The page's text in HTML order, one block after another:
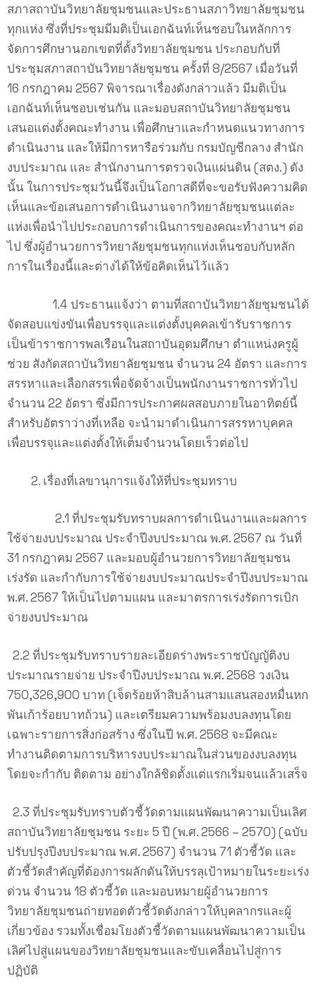
สภาสถาบันวิทยาลัยชุมชนและประธานสภาวิทยาลัยชุมชน
ทุกแห่ง ซึ่งที่ประชุมมีมติเป็นเอกฉันท์เห็นชอบในหลักการ
จัดการศึกษานอกเขตที่ตั้งวิทยาลัยชุมชน ประกอบกับที่
ประชุมสภาสถาบันวิทยาลัยชุมชน ครั้งที่ 8/2567 เมื่อวันที่
16 กรกฎาคม 2567 พิจารณาเรื่องดังกล่าวแล้ว มีมติเป็น
เอกฉันท์เห็นชอบเช่นกัน และมอบสถาบันวิทยาลัยชุมชน
เสนอแต่งตั้งคณะทำงาน เพื่อศึกษาและกำหนดแนวทางการ
ดำเนินงาน และให้มีการหารือร่วมกับ กรมบัญชีกลาง สำนัก
งบประมาณ และ สำนักงานการตรวจเงินแผ่นดิน (สตง.) ดัง
นั้น ในการประชุมวันนี้จึงเป็นโอกาสดีที่จะขอรับฟังความคิด
เห็นและข้อเสนอการดำเนินงานจากวิทยาลัยชุมชนแต่ละ
แห่งเพื่อนำไปประกอบการดำเนินการของคณะทำงานฯ ต่อ
ไป ซึ่งผู้อำนวยการวิทยาลัยชุมชนทุกแห่งเห็นชอบกับหลัก
การในเรื่องนี้และต่างได้ให้ข้อคิดเห็นไว้แล้ว
1.4 ประธานแจ้งว่า ตามที่สถาบันวิทยาลัยชุมชนได้
จัดสอบแข่งขันเพื่อบรรจุและแต่งตั้งบุคคลเข้ารับราชการ
เป็นข้าราชการพลเรือนในสถาบันอุดมศึกษา ตำแหน่งครูผู้
ช่วย สังกัดสถาบันวิทยาลัยชุมชน จำนวน 24 อัตรา และการ
สรรหาและเลือกสรรเพื่อจัดจ้างเป็นพนักงานราชการทั่วไป
จำนวน 22 อัตรา ซึ่งมีการประกาศผลสอบภายในอาทิตย์นี้
สำหรับอัตราว่างที่เหลือ จะนำมาดำเนินการสรรหาบุคคล
เพื่อบรรจุและแต่งตั้งให้เต็มจำนวนโดยเร็วต่อไป
เรื่องที่เลขานุการแจ้งให้ที่ประชุมทราบ
2.1 ที่ประชุมรับทราบผลการดำเนินงานและผลการ
ใช้จ่ายงบประมาณ ประจำปีงบประมาณ พ.ศ. 2567 ณ วันที่
31 กรกฎาคม 2567 และมอบผู้อำนวยการวิทยาลัยชุมชน
เร่งรัด และกำกับการใช้จ่ายงบประมาณประจำปีงบประมาณ
พ.ศ. 2567 ให้เป็นไปตามแผน และมาตรการเร่งรัดการเบิก
จ่ายงบประมาณ
2.2 ที่ประชุมรับทราบรายละเอียดร่างพระราชบัญญัติงบ
ประมาณรายจ่าย ประจำปีงบประมาณ พ.ศ. 2568 วงเงิน
750,326,900 บาท (เจ็ดร้อยห้าสิบล้านสามแสนสองหมื่นหก
พันเก้าร้อยบาทถ้วน) และเตรียมความพร้อมงบลงทุนโดย
เฉพาะรายการสิ่งก่อสร้าง ซึ่งในปี พ.ศ. 2568 จะมีคณะ
ทำงานติดตามการบริหารงบประมาณในส่วนของงบลงทุน
โดยจะกำกับ ติดตาม อย่างใกล้ชิดตั้งแต่แรกเริ่มจนแล้วเสร็จ
2.3 ที่ประชุมรับทราบตัวชี้วัดตามแผนพัฒนาความเป็นเลิศ
สถาบันวิทยาลัยชุมชน ระยะ 5 ปี (พ.ศ. 2566 – 2570) (ฉบับ
ปรับปรุงปีงบประมาณ พ.ศ. 2567) จำนวน 71 ตัวชี้วัด และ
ตัวชี้วัดสำคัญที่ต้องการผลักดันให้บรรลุเป้าหมายในระยะเร่ง
ด่วน จำนวน 18 ตัวชี้วัด และมอบหมายผู้อำนวยการ
วิทยาลัยชุมชนถ่ายทอดตัวชี้วัดดังกล่าวให้บุคลากรและผู้
เกี่ยวข้อง รวมทั้งเชื่อมโยงตัวชี้วัดตามแผนพัฒนาความเป็น
เลิศไปสู่แผนของวิทยาลัยชุมชนและขับเคลื่อนไปสู่การ
ปฏิบัติ